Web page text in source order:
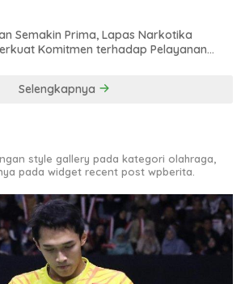
Semakin Prima, Lapas Narkotika
Komitmen terhadap Pelayanan
Selengkapnya
style gallery pada kategori olahraga,
pada widget recent post wpberita.